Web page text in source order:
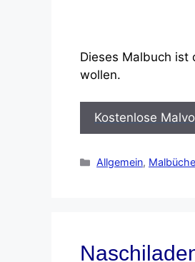
Dieses Malbuch
wollen.
Kostenlose
Kategorien
Allgemein,